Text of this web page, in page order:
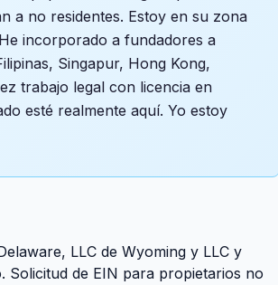
a no residentes. Estoy en su zona
incorporado a fundadores a
Singapur, Hong Kong,
trabajo legal con licencia en
esté realmente aquí. Yo estoy
LLC de Wyoming y LLC y
Solicitud de EIN para propietarios no